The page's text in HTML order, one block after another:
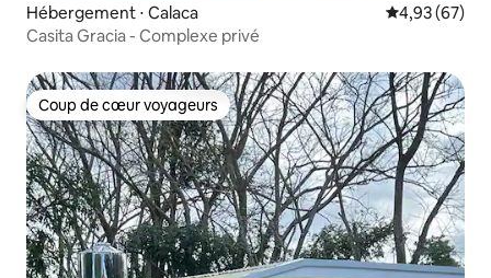
Hébergement ⋅ Calaca Évaluation
4,93 (67)
Casita Gracia - Complexe privé
Coup de cœur voyageurs
Coup de cœur voyageurs